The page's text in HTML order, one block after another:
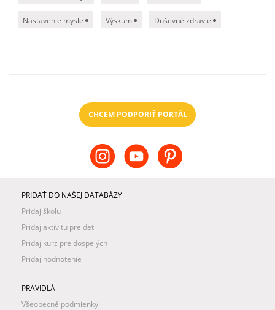
Nastavenie mysle Výskum Duševné zdravie
CHCEM PODPORIŤ PORTÁL
PRIDAŤ DO NAŠEJ DATABÁZY
Pridaj školu
Pridaj aktivitu pre deti
Pridaj kurz pre dospelých
Pridaj hodnotenie
PRAVIDLÁ
Všeobecné podmienky